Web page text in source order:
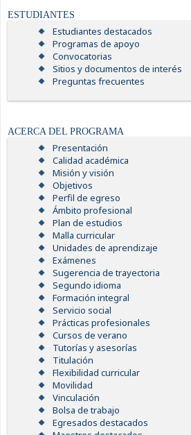
ESTUDIANTES
Estudiantes destacados
Programas de apoyo
Convocatorias
Sitios y documentos de interés
Preguntas frecuentes
ACERCA DEL PROGRAMA
Presentación
Calidad académica
Misión y visión
Objetivos
Perfil de egreso
Ámbito profesional
Plan de estudios
Malla curricular
Unidades de aprendizaje
Exámenes
Sugerencia de trayectoria
Segundo idioma
Formación integral
Servicio social
Prácticas profesionales
Cursos de verano
Tutorías y asesorías
Titulación
Flexibilidad curricular
Movilidad
Vinculación
Bolsa de trabajo
Egresados destacados